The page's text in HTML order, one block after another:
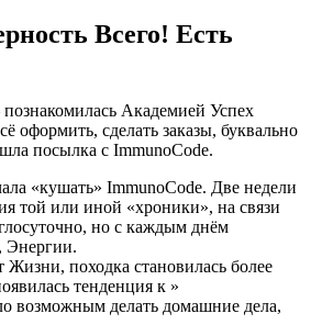
Всего! Есть
Академией Успех
оформить, сделать заказы, буквально
посылка с ImmunoCode.
«кушать» ImmunoCode. Две недели
той или иной «хроники», на связи
но с каждым днём
Энергии.
Жизни, походка становилась более
тенденция к »
возможным делать домашние дела,